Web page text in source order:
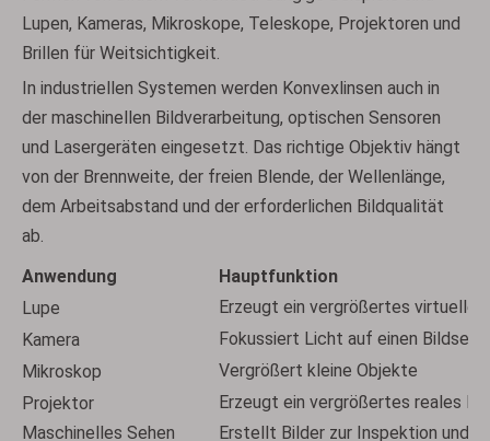
Lupen, Kameras, Mikroskope, Teleskope, Projektoren und
Brillen für Weitsichtigkeit.
In industriellen Systemen werden Konvexlinsen auch in
der maschinellen Bildverarbeitung, optischen Sensoren
und Lasergeräten eingesetzt. Das richtige Objektiv hängt
von der Brennweite, der freien Blende, der Wellenlänge,
dem Arbeitsabstand und der erforderlichen Bildqualität
ab.
Anwendung
Hauptfunktion
Lupe
Erzeugt ein vergrößertes virtuelles
Kamera
Fokussiert Licht auf einen
Mikroskop
Vergrößert kleine Objekte
Projektor
Erzeugt ein vergrößertes reales
Maschinelles Sehen
Erstellt Bilder zur Inspektion und